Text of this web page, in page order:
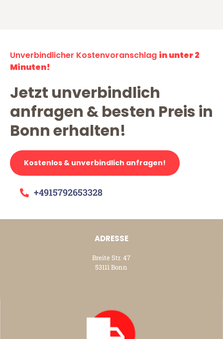
Unverbindlicher Kostenvoranschlag in unter 2
Minuten!
Jetzt unverbindlich
anfragen & besten Preis in
Bonn erhalten!
Kostenlos & unverbindlich anfragen!
+4915792653328
ADRESSE
Breite Str. 47
53111 Bonn